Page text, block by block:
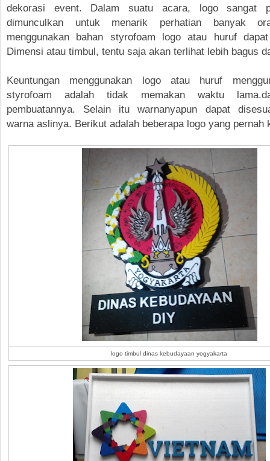
dekorasi event. Dalam suatu acara, logo sangat
dimunculkan untuk menarik perhatian banyak
menggunakan bahan styrofoam logo atau huruf
Dimensi atau timbul, tentu saja akan terlihat lebih bagus
Keuntungan menggunakan logo atau huruf
styrofoam adalah tidak memakan waktu
pembuatannya. Selain itu warnanyapun dapat
warna aslinya. Berikut adalah beberapa logo yang pernah
logo timbul dinas kebudayaan yogyakarta